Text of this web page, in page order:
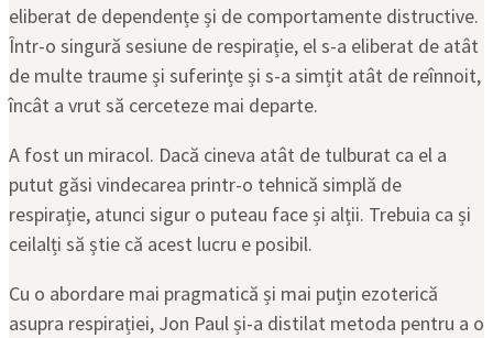
eliberat de dependențe și de comportamente distructive.
Într-o singură sesiune de respirație, el s-a eliberat de atât
de multe traume și suferințe și s-a simțit atât de reînnoit,
încât a vrut să cerceteze mai departe.
A fost un miracol. Dacă cineva atât de tulburat ca el a
putut găsi vindecarea printr-o tehnică simplă de
respirație, atunci sigur o puteau face și alții. Trebuia ca și
ceilalți să știe că acest lucru e posibil.
Cu o abordare mai pragmatică și mai puțin ezoterică
asupra respirației, Jon Paul și-a distilat metoda pentru a o